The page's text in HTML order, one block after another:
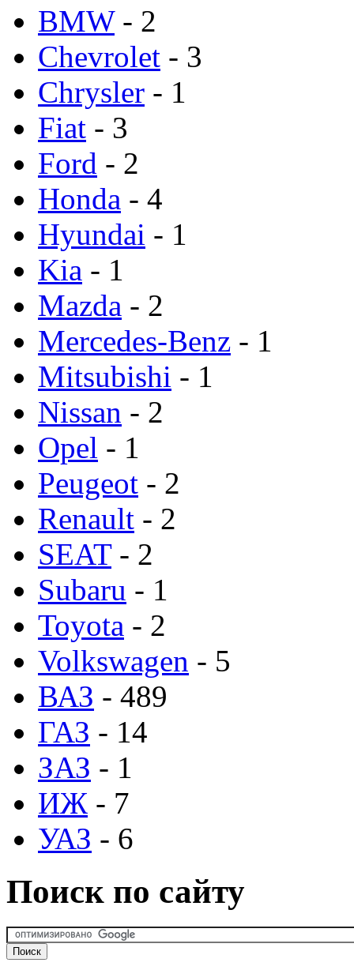
BMW- 2
Chevrolet - 3
Chrysler - 1
Fiat - 3
Ford - 2
Honda - 4
Hyundai - 1
Kia - 1
Mazda - 2
Mercedes-Benz - 1
Mitsubishi - 1
Nissan - 2
Opel - 1
Peugeot - 2
Renault - 2
SEAT- 2
Subaru - 1
Toyota - 2
Volkswagen - 5
ВАЗ - 489
ГАЗ - 14
ЗАЗ - 1
ИЖ - 7
УАЗ - 6
Поиск по сайту